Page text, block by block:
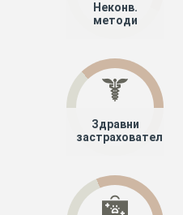
Неконв.
методи
Здравни
застрахователи